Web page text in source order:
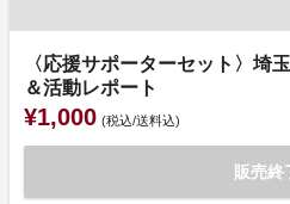
〈応援サポーターセット〉埼
＆活動レポート
¥1,000 (税込/送料込)
販売終